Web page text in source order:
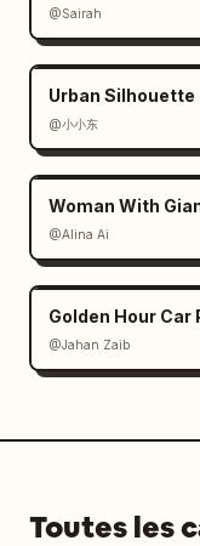
@Sairah
Urban
@小小东
Woman With
@Alina Ai
Golden Hour
@Jahan Zaib
Toutes les